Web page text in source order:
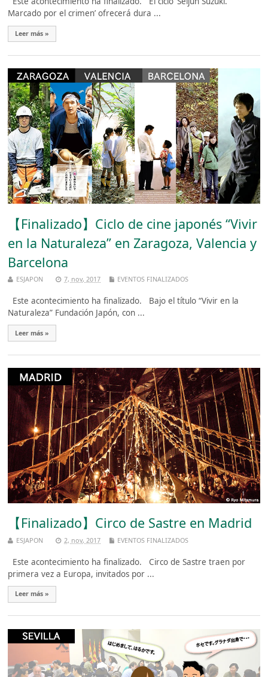
Marcado por el crimen’ ofrecerá dura ...
Leer más »
【Finalizado】Ciclo de cine japonés “Vivir
en la Naturaleza” en Zaragoza, Valencia y
Barcelona
ESJAPON 7, nov, 2017 EVENTOS FINALIZADOS
Este acontecimiento ha finalizado. Bajo el título “Vivir en la
Naturaleza” Fundación Japón, con ...
Leer más »
【Finalizado】Circo de Sastre en Madrid
ESJAPON 2, nov, 2017 EVENTOS FINALIZADOS
Este acontecimiento ha finalizado. Circo de Sastre traen por
primera vez a Europa, invitados por ...
Leer más »